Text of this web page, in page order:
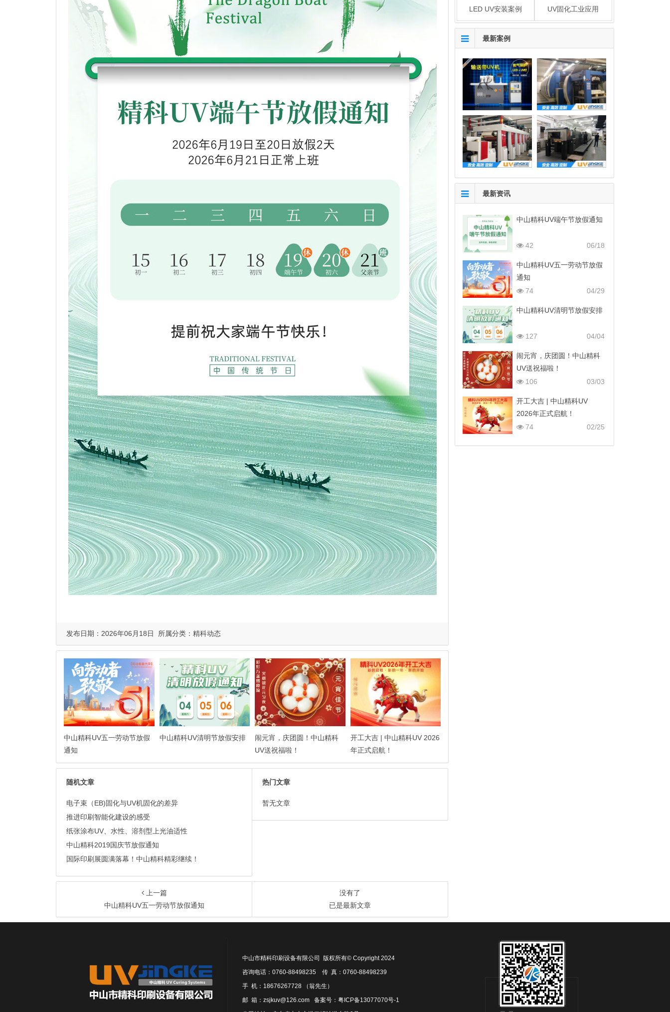
发布日期：2026年06月18日 所属分类： 精科动态
中山精科UV五一劳动节放假
通知
中山精科UV清明节放假安排
闹元宵，庆团圆！中山精科
UV送祝福啦！
开工大吉 | 中山精科UV 2026
年正式启航！
随机文章
电子束（EB)固化与UV机固化的差异
推进印刷智能化建设的感受
纸张涂布UV、水性、溶剂型上光油适性
中山精科2019国庆节放假通知
国际印刷展圆满落幕！中山精科精彩继续！
热门文章
暂无文章
上一篇
中山精科UV五一劳动节放假通知
没有了
已是最新文章
LED UV安装案例 UV固化工业应用
最新案例
最新资讯
中山精科UV端午节放假通知
06/18
42
中山精科UV五一劳动节放假
通知
04/29
74
中山精科UV清明节放假安排
04/04
127
闹元宵，庆团圆！中山精科
UV送祝福啦！
03/03
106
开工大吉 | 中山精科UV
2026年正式启航！
02/25
74
中山市精科印刷设备有限公司 版权所有© Copyright 2024
咨询电话：0760-88498235 传 真：0760-88498239
手 机：18676267728 （翁先生）
邮 箱：zsjkuv@126.com 备案号： 粤ICP备13077070号-1